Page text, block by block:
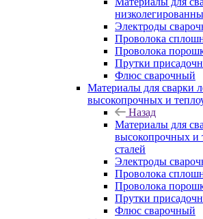
Электроды
Проволока
Проволока
Прутки
Флюс сварочный
Материалы для сварки
высокопрочных и
Назад
Материалы для
высокопрочных и
сталей
Электроды
Проволока
Проволока
Прутки
Флюс сварочный